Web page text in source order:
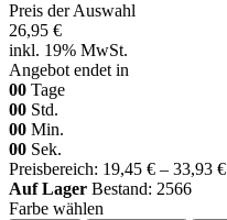
Preis der Auswahl
26,95 €
inkl. 19% MwSt.
Angebot endet in
00 Tage
00 Std.
00 Min.
00 Sek.
Preisbereich: 19,45 € – 33,93 €
Auf Lager Bestand: 2566
Farbe wählen